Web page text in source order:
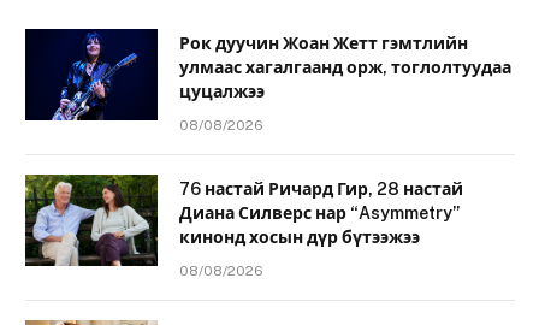
Рок дуучин Жоан Жетт гэмтлийн
улмаас хагалгаанд орж, тоглолтуудаа
цуцалжээ
08/08/2026
76 настай Ричард Гир, 28 настай
Диана Силверс нар “Asymmetry”
кинонд хосын дүр бүтээжээ
08/08/2026